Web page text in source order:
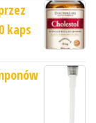
kaps